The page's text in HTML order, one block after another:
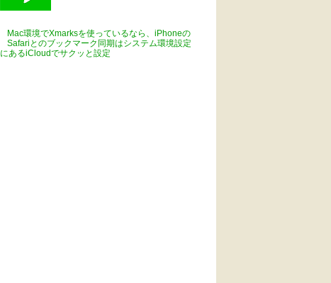
Mac環境でXmarksを使っているなら、iPhoneの
Safariとのブックマーク同期はシステム環境設定
にあるiCloudでサクッと設定